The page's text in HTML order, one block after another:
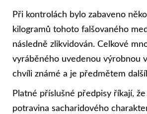
Při kontrolách bylo zabaveno
kilogramů tohoto falšovaného
následně zlikvidován. Celkové
vyráběného uvedenou výrobnou
chvíli známé a je předmětem
Platné příslušné předpisy říkají,
potravina sacharidového